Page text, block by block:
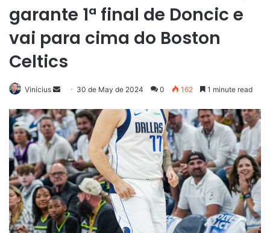
garante 1ª final de Doncic e
vai para cima do Boston
Celtics
Vinícius
Send
email
30 de May de 2024 0 162 1 minute read